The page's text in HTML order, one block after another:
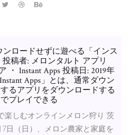
ンロードせずに遊べる「インス
稿者: メロンタルト アプリ
・ Instant Apps 投稿日: 2019年
Apps」とは、通常ダウン
るアプリをダウンロードする
プレイできる
楽しむオンラインメロン狩り 茨
日（日）、メロン農家と家庭を